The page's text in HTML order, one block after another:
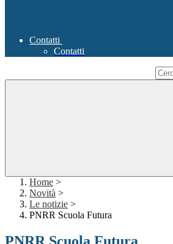
Contatti
Contatti
Home >
Novità >
Le notizie >
PNRR Scuola Futura